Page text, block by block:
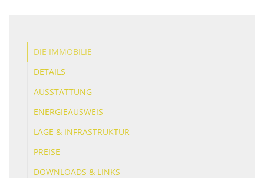
DIE IMMOBILIE
DETAILS
AUSSTATTUNG
ENERGIEAUSWEIS
LAGE & INFRASTRUKTUR
PREISE
DOWNLOADS & LINKS